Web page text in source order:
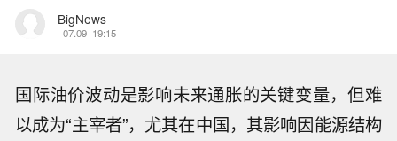
BigNews
07.09 19:15
国际油价波动是影响未来通胀的关键变量，但难
以成为“主宰者”，尤其在中国，其影响因能源结构